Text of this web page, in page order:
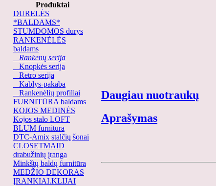
Produktai
DURELĖS
*BALDAMS*
STUMDOMOS durys
RANKENĖLĖS
baldams
Rankenų serija
Knopkės serija
Retro serija
Kablys-pakaba
Rankenėlių profiliai
FURNITŪRA baldams
KOJOS MEDINĖS
Kojos stalo LOFT
BLUM furnitūra
DTC-Amix stalčių šonai
CLOSETMAID
drabužinių įranga
Minkštų baldų furnitūra
MEDŽIO DEKORAS
ĮRANKIAI.KLIJAI
Daugiau nuotraukų
Aprašymas